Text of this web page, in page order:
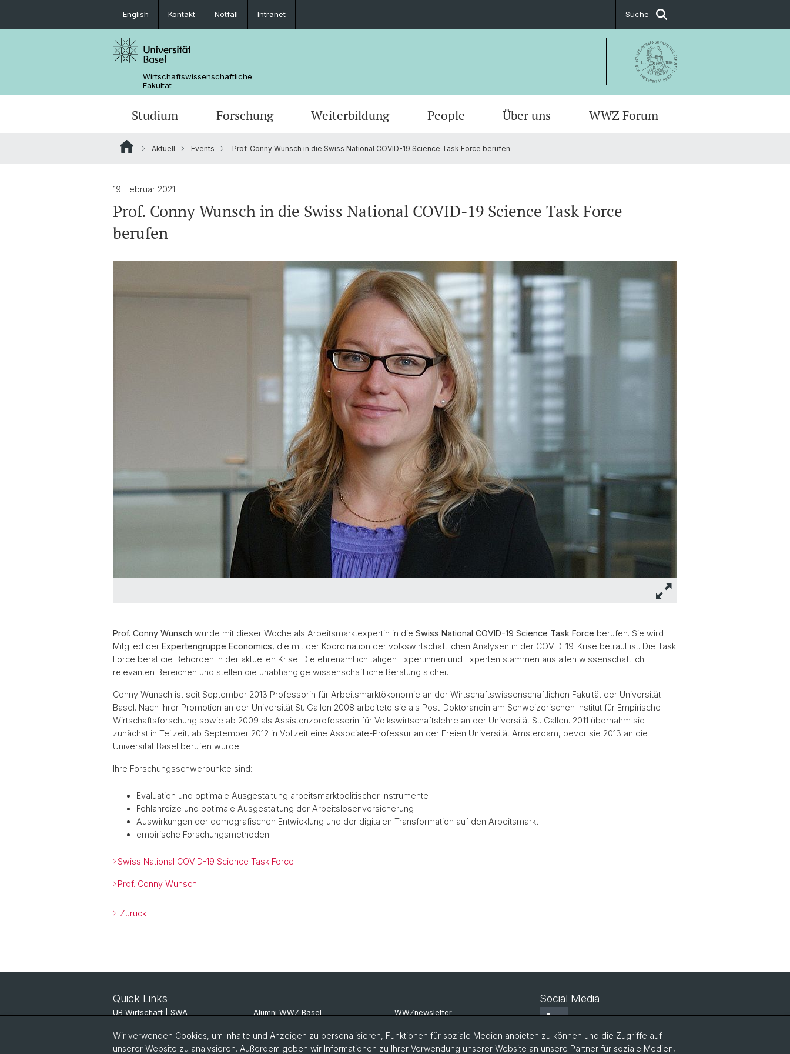
English Kontakt Notfall Intranet Suche
Wirtschaftswissenschaftliche
Fakultät
Studium Forschung Weiterbildung People Über uns WWZ Forum
Aktuell Events Prof. Conny Wunsch in die Swiss National COVID-19 Science Task Force berufen
19. Februar 2021
Prof. Conny Wunsch in die Swiss National COVID-19 Science Task Force
berufen
Prof. Conny Wunsch wurde mit dieser Woche als Arbeitsmarktexpertin in die Swiss National COVID-19 Science Task Force berufen. Sie wird
Mitglied der Expertengruppe Economics, die mit der Koordination der volkswirtschaftlichen Analysen in der COVID-19-Krise betraut ist. Die Task
Force berät die Behörden in der aktuellen Krise. Die ehrenamtlich tätigen Expertinnen und Experten stammen aus allen wissenschaftlich
relevanten Bereichen und stellen die unabhängige wissenschaftliche Beratung sicher.
Conny Wunsch ist seit September 2013 Professorin für Arbeitsmarktökonomie an der Wirtschaftswissenschaftlichen Fakultät der Universität
Basel. Nach ihrer Promotion an der Universität St. Gallen 2008 arbeitete sie als Post-Doktorandin am Schweizerischen Institut für Empirische
Wirtschaftsforschung sowie ab 2009 als Assistenzprofessorin für Volkswirtschaftslehre an der Universität St. Gallen. 2011 übernahm sie
zunächst in Teilzeit, ab September 2012 in Vollzeit eine Associate-Professur an der Freien Universität Amsterdam, bevor sie 2013 an die
Universität Basel berufen wurde.
Ihre Forschungsschwerpunkte sind:
Evaluation und optimale Ausgestaltung arbeitsmarktpolitischer Instrumente
Fehlanreize und optimale Ausgestaltung der Arbeitslosenversicherung
Auswirkungen der demografischen Entwicklung und der digitalen Transformation auf den Arbeitsmarkt
empirische Forschungsmethoden
Swiss National COVID-19 Science Task Force
Prof. Conny Wunsch
Zurück
Quick Links
UB Wirtschaft | SWA
ITSC JBH
Alumni WWZ Basel
Alumni Basel
WWZnewsletter
RealWWZ
Social Media
Wir verwenden Cookies, um Inhalte und Anzeigen zu personalisieren, Funktionen für soziale Medien anbieten zu können und die Zugriffe auf
unserer Website zu analysieren. Außerdem geben wir Informationen zu Ihrer Verwendung unserer Website an unsere Partner für soziale Medien,